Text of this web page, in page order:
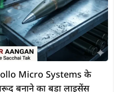
Micro Systems के
बनाने का बड़ा लाइसेंस